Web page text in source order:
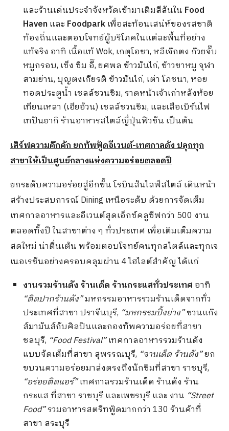
และร้านเด่นประจำจังหวัดเข้ามาเติมสีสันใน Food
Havenและ Foodparkเพื่อสะท้อนเสน่ห์ของรสชาติ
ท้องถิ่นและตอบโจทย์ผู้บริโภคในแต่ละพื้นที่อย่าง
แท้จริง อาทิ เนื้อแท้ Wok, เกตุโอชา, หลีเจ๊กตง ก๊วยจั๊บ
หมูกรอบ, เซ็ง ซิม อี๊, ยศพล ข้าวมันไก่, ข้าวขาหมู จุฬา
สามย่าน, บุญตงเกียรติ ข้าวมันไก่, เต่า โภชนา, หอย
ทอดประตูน้ำ เชลล์ชวนชิม, ราดหน้าเจ้าเก่าหลังห้อย
เทียนเหลา (เฮียอ้วน) เชลล์ชวนชิม, และเสือเบิร์นไฟ
เทปันยากิ ร้านอาหารสไตล์ญี่ปุ่นฟิวชัน เป็นต้น
เสิร์ฟความคึกคัก ยกทัพฟู้ดอีเวนต์-เทศกาลดัง ปลุกทุก
สาขาให้เป็นศูนย์กลางแห่งความอร่อยตลอดปี
ยกระดับความอร่อยสู่อีกขั้น โรบินสันไลฟ์สไตล์ เดินหน้า
สร้างประสบการณ์ Dining เหนือระดับ ด้วยการจัดเต็ม
เทศกาลอาหารและอีเวนต์สุดเอ็กซ์คลูซีฟกว่า 500 งาน
ตลอดทั้งปี ในสาขาต่าง ๆ ทั่วประเทศ เพื่อเติมเต็มความ
สดใหม่ น่าตื่นเต้น พร้อมตอบโจทย์คนทุกสไตล์และทุกเจ
เนอเรชันอย่างครอบคลุมผ่าน 4 ไฮไลต์สำคัญ ได้แก่
งานรวมร้านดัง ร้านเด็ด ร้านกระแสทั่วประเทศ อาทิ
“ติดปากร้านดัง”มหกรรมอาหารรวมร้านเด็ดจากทั่ว
ประเทศที่สาขา ปราจีนบุรี, “มหกรรมปิ้งย่าง”ชวนแก๊ง
ส์มามันส์กับศิลปินและกองทัพความอร่อยที่สาขา
ชลบุรี, “Food Festival”เทศกาลอาหารรวมร้านดัง
แบบจัดเต็มที่สาขา สุพรรณบุรี, “จานเด็ด ร้านดัง”ยก
ขบวนความอร่อยมาส่งตรงถึงนักชิมที่สาขา ราชบุรี,
“อร่อยติดแอร์”เทศกาลรวมร้านเด็ด ร้านดัง ร้าน
กระแส ที่สาขา ราชบุรี และเพชรบุรี และ งาน “Street
Food”รวมอาหารสตรีทฟู้ดมากกว่า 130 ร้านค้าที่
สาขา สระบุรี